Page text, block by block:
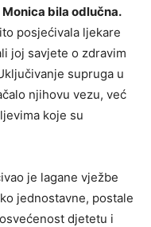
bila odlučna.
posjećivala ljekare
joj savjete o zdravim
supruga u
njihovu vezu, već
koje su
je lagane vježbe
jednostavne, postale
djetetu i